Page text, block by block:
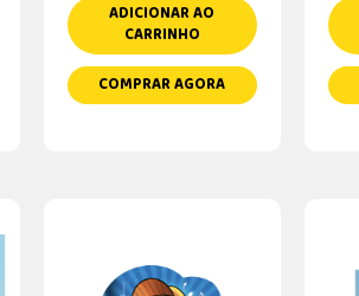
ADICIONAR AO
CARRINHO
COMPRAR AGORA